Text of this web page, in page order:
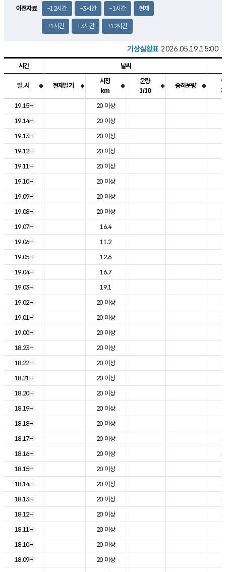
이전자료 -12시간 -3시간 -1시간 현재
+1시간 +3시간 +12시간
기상실황표 2026.05.19.15:00
도시별 기상실황표로 지점, 날씨, 기온, 강수, 바람, 기압등을 안내한 표입
시간 날씨
일.시 현재일기
시정
km
운량
1/10
중하운량
19.15H
20 이상
19.14H
20 이상
19.13H
20 이상
19.12H
20 이상
19.11H
20 이상
19.10H
20 이상
19.09H
20 이상
19.08H
20 이상
19.07H
16.4
19.06H
11.2
19.05H
12.6
19.04H
16.7
19.03H
19.1
19.02H
20 이상
19.01H
20 이상
19.00H
20 이상
18.23H
20 이상
18.22H
20 이상
18.21H
20 이상
18.20H
20 이상
18.19H
20 이상
18.18H
20 이상
18.17H
20 이상
18.16H
20 이상
18.15H
20 이상
18.14H
20 이상
18.13H
20 이상
18.12H
20 이상
18.11H
20 이상
18.10H
20 이상
18.09H
20 이상